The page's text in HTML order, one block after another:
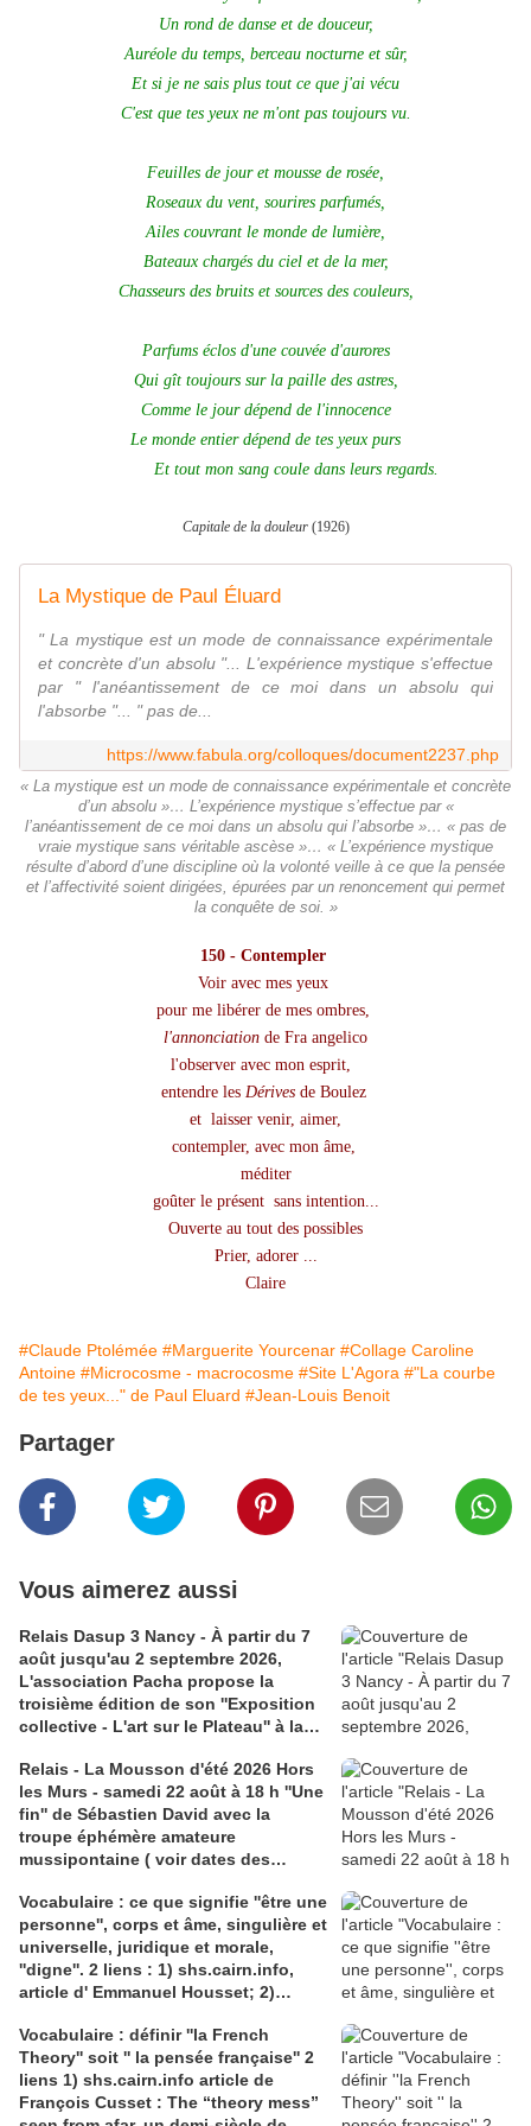
Un rond de danse et de douceur,
Auréole du temps, berceau nocturne et sûr,
Et si je ne sais plus tout ce que j'ai vécu
C'est que tes yeux ne m'ont pas toujours vu.
Feuilles de jour et mousse de rosée,
Roseaux du vent, sourires parfumés,
Ailes couvrant le monde de lumière,
Bateaux chargés du ciel et de la mer,
Chasseurs des bruits et sources des couleurs,
Parfums éclos d'une couvée d'aurores
Qui gît toujours sur la paille des astres,
Comme le jour dépend de l'innocence
Le monde entier dépend de tes yeux purs
Et tout mon sang coule dans leurs regards.
Capitale de la douleur(1926)
La Mystique de Paul Éluard
" La mystique est un mode de connaissance expérimentale
et concrète d'un absolu "... L'expérience mystique s'effectue
par " l'anéantissement de ce moi dans un absolu qui
l'absorbe "... " pas de...
https://www.fabula.org/colloques/document2237.php
« La mystique est un mode de connaissance expérimentale et concrète
d’un absolu »… L’expérience mystique s’effectue par «
l’anéantissement de ce moi dans un absolu qui l’absorbe »… « pas de
vraie mystique sans véritable ascèse »… « L’expérience mystique
résulte d’abord d’une discipline où la volonté veille à ce que la pensée
et l’affectivité soient dirigées, épurées par un renoncement qui permet
la conquête de soi. »
150 - Contempler
Voir avec mes yeux
pour me libérer de mes ombres,
l'annonciation de Fra angelico
l'observer avec mon esprit,
entendre lesDérives de Boulez
et laisser venir, aimer,
contempler, avec mon âme,
méditer
goûter le présent sans intention...
Ouverte au tout des possibles
Prier, adorer ...
Claire
#Claude Ptolémée #Marguerite Yourcenar #Collage Caroline
Antoine #Microcosme - macrocosme #Site L'Agora #"La courbe
de tes yeux..." de Paul Eluard #Jean-Louis Benoit
Partager
Vous aimerez aussi
Relais Dasup 3 Nancy - À partir du 7
août jusqu'au 2 septembre 2026,
L'association Pacha propose la
troisième édition de son ''Exposition
collective - L'art sur le Plateau'' à la
avenue Pinchard
Relais - La Mousson d'été 2026 Hors
les Murs - samedi 22 août à 18 h ''Une
fin'' de Sébastien David avec la
troupe éphémère amateure
mussipontaine ( voir dates des
dramaturgie Lola Molina à l’Espace
Saint-Laurent, Pont-à-Mousson 2
liens : 1) lien meec.org; 2)
lemeac.com
Vocabulaire : ce que signifie ''être une
personne'', corps et âme, singulière et
universelle, juridique et morale,
''digne''. 2 liens : 1) shs.cairn.info,
article d' Emmanuel Housset; 2)
Julian Roche
Vocabulaire : définir ''la French
Theory'' soit '' la pensée française'' 2
liens 1) shs.cairn.info article de
François Cusset : The “theory mess”